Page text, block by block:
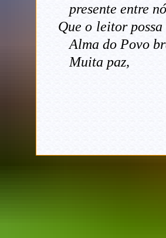
presente entre
Que o leitor
Alma do Povo
Muita paz,